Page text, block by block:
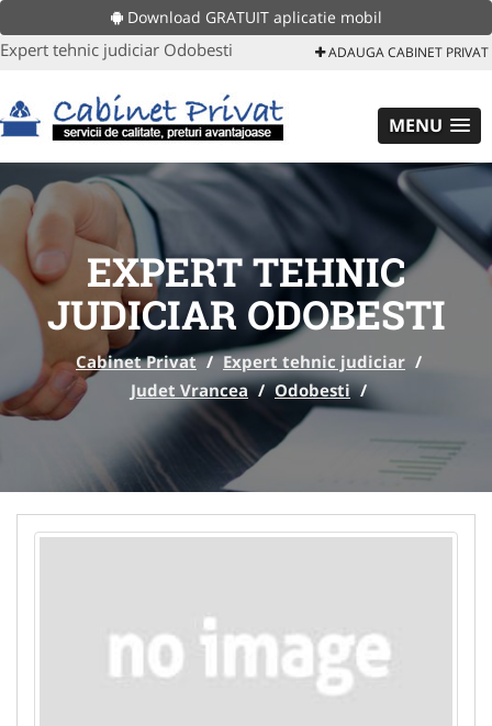
Download GRATUIT aplicatie mobil
Expert tehnic judiciar Odobesti ADAUGA CABINET PRIVAT
MENU
EXPERT TEHNIC
JUDICIAR ODOBESTI
Cabinet Privat / Expert tehnic judiciar /
Judet Vrancea / Odobesti /